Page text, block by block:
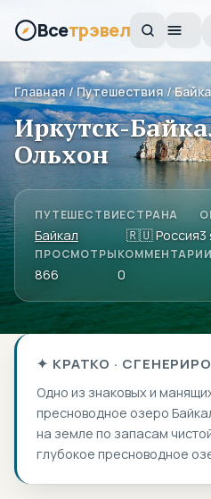
Всетрэвел
Главная/Путешествия/
Иркутск-
Ольхон
ПУТЕШЕСТВИЕ
Байкал
СТРАНА
🇷🇺 Россия3
ПРОСМОТРЫ
866
КОММЕНТАРИИ
0
✦ КРАТКО ·
Одно из знаковых и
пресноводное озеро
на земле по запасам
глубокое пресноводное